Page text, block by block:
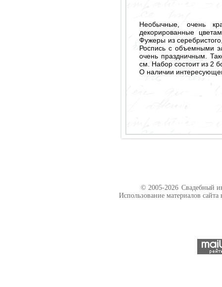
Необычные, очень
декорированные
Фужеры из
Роспись с объемными
очень праздничным.
см. Набор состоит из 2
О наличии
© 2005-2026 Свадебный
Использование материалов